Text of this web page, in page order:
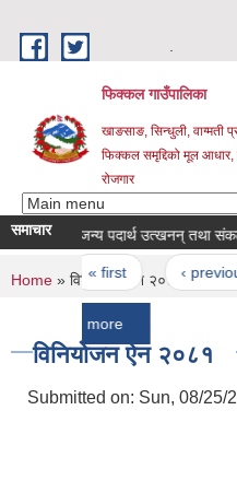
फिक्कल गाउँपालिका
खाङसाङ, सिन्धुली, वाग्मती
फिक्कल समृद्दिको मूल आधार,
रोजगार
समाचार
नदीजन्य पदार्थ उत्खनन् तथा संकलन रोक
Pages
« first ‹ previous
You are here
Home » विनियोजन ऐन २०८१
विनियोजन ऐन २०८१
Submitted on: Sun, 08/25/